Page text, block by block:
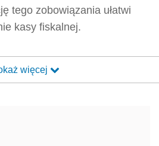
tego zobowiązania ułatwi
kasy fiskalnej.
więcej